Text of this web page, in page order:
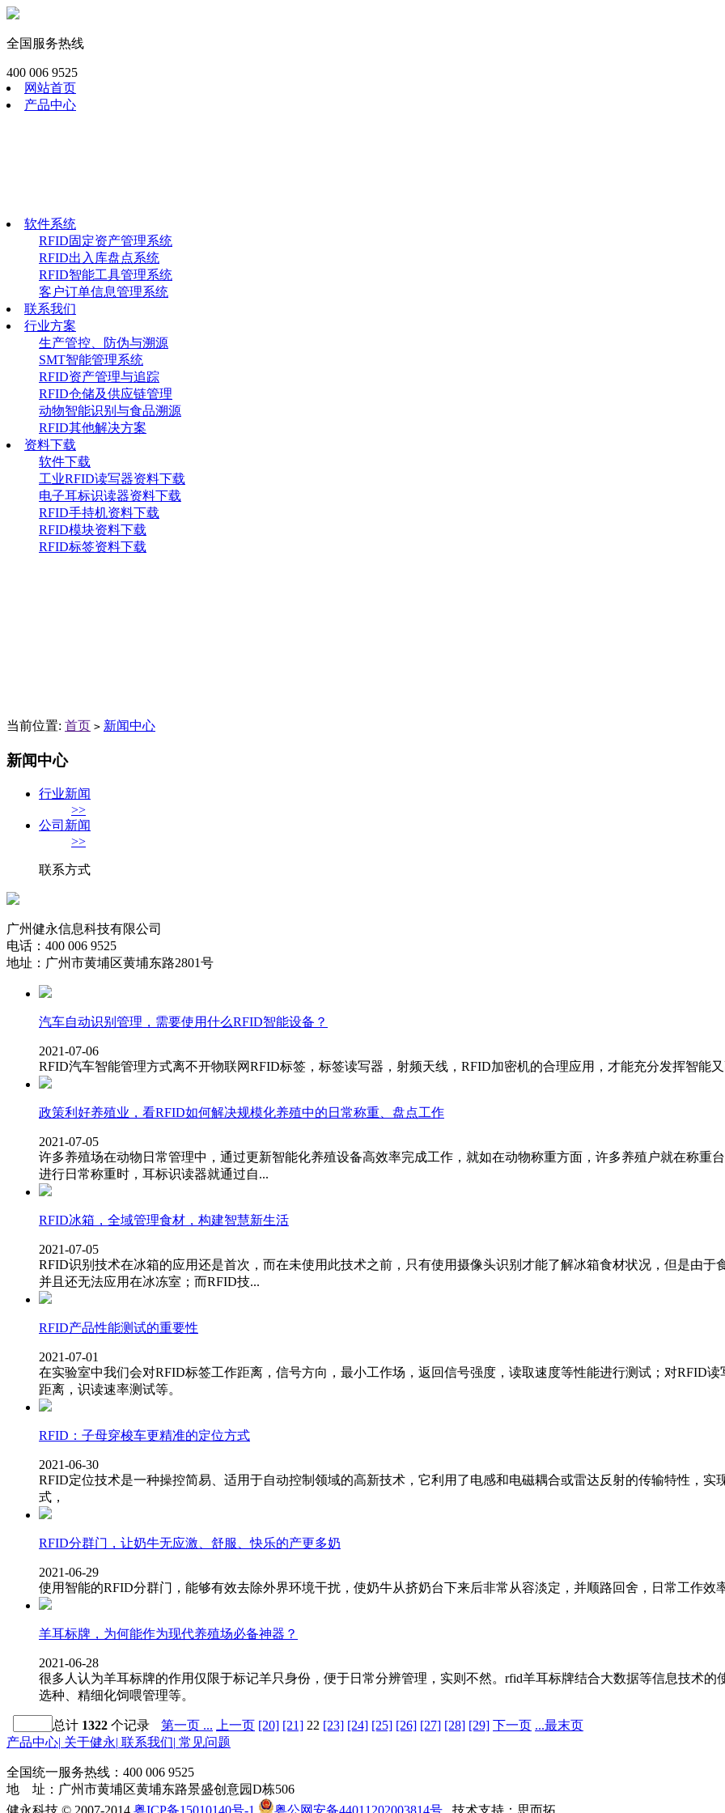
全国服务热线
400 006 9525
网站首页
产品中心
软件系统
RFID固定资产管理系统
RFID出入库盘点系统
RFID智能工具管理系统
客户订单信息管理系统
联系我们
行业方案
生产管控、防伪与溯源
SMT智能管理系统
RFID资产管理与追踪
RFID仓储及供应链管理
动物智能识别与食品溯源
RFID其他解决方案
资料下载
软件下载
工业RFID读写器资料下载
电子耳标识读器资料下载
RFID手持机资料下载
RFID模块资料下载
RFID标签资料下载
当前位置: 首页 > 新闻中心
新闻中心
行业新闻
>>
公司新闻
>>
联系方式
广州健永信息科技有限公司
电话：400 006 9525
地址：广州市黄埔区黄埔东路2801号
汽车自动识别管理，需要使用什么RFID智能设备？
2021-07-06
RFID汽车智能管理方式离不开物联网RFID标签，标签读写器，射频天线，RFID加密机的合理应用，才能充分发挥智能又
政策利好养殖业，看RFID如何解决规模化养殖中的日常称重、盘点工作
2021-07-05
许多养殖场在动物日常管理中，通过更新智能化养殖设备高效率完成工作，就如在动物称重方面，许多养殖户就在称重
进行日常称重时，耳标识读器就通过自...
RFID冰箱，全域管理食材，构建智慧新生活
2021-07-05
RFID识别技术在冰箱的应用还是首次，而在未使用此技术之前，只有使用摄像头识别才能了解冰箱食材状况，但是由于
并且还无法应用在冰冻室；而RFID技...
RFID产品性能测试的重要性
2021-07-01
在实验室中我们会对RFID标签工作距离，信号方向，最小工作场，返回信号强度，读取速度等性能进行测试；对RFID
距离，识读速率测试等。
RFID：子母穿梭车更精准的定位方式
2021-06-30
RFID定位技术是一种操控简易、适用于自动控制领域的高新技术，它利用了电感和电磁耦合或雷达反射的传输特性，
式，
RFID分群门，让奶牛无应激、舒服、快乐的产更多奶
2021-06-29
使用智能的RFID分群门，能够有效去除外界环境干扰，使奶牛从挤奶台下来后非常从容淡定，并顺路回舍，日常工作效
羊耳标牌，为何能作为现代养殖场必备神器？
2021-06-28
很多人认为羊耳标牌的作用仅限于标记羊只身份，便于日常分辨管理，实则不然。rfid羊耳标牌结合大数据等信息技术
选种、精细化饲喂管理等。
总计 1322 个记录 第一页 ... 上一页 [20] [21] 22 [23] [24] [25] [26] [27] [28] [29] 下一页 ...最末页
产品中心| 关于健永| 联系我们| 常见问题
全国统一服务热线： 400 006 9525
地 址：广州市黄埔区黄埔东路景盛创意园D栋506